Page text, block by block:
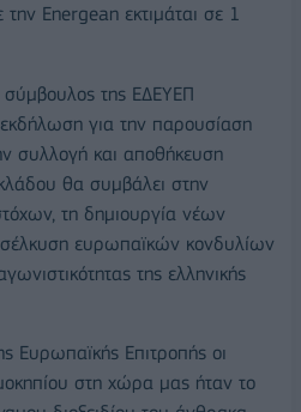
Energean εκτιμάται σε 1
της ΕΔΕΥΕΠ
για την παρουσίαση
συλλογή και αποθήκευση
θα συμβάλει στην
τη δημιουργία νέων
ευρωπαϊκών κονδυλίων
της ελληνικής
Ευρωπαϊκής Επιτροπής οι
στη χώρα μας ήταν το